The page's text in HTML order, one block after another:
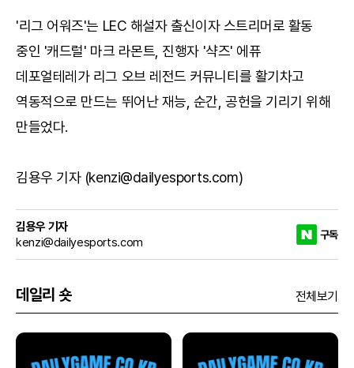
'리그 어워즈'는 LEC 해설자 출신이자 스트리머로 활동
중인 '캐드럴' 마크 라몬트, 진행자 '샥즈' 에퓨
데포얼테레가 리그 오브 레전드 커뮤니티를 활기차고
역동적으로 만드는 뛰어난 재능, 순간, 공헌을 기리기 위해
만들었다.
김용우 기자 (kenzi@dailyesports.com)
김용우 기자
kenzi@dailyesports.com
구독
데일리 숏 전체보기